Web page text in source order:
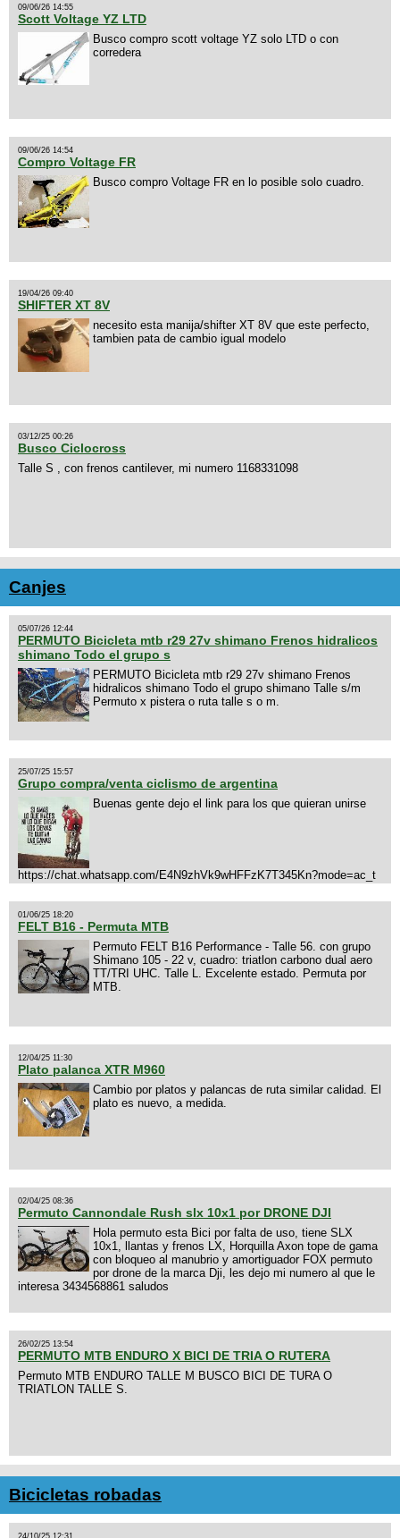
09/06/26 14:55
Scott Voltage YZ LTD
Busco compro scott voltage YZ solo LTD o con
corredera
09/06/26 14:54
Compro Voltage FR
Busco compro Voltage FR en lo posible solo cuadro.
19/04/26 09:40
SHIFTER XT 8V
necesito esta manija/shifter XT 8V que este perfecto,
tambien pata de cambio igual modelo
03/12/25 00:26
Busco Ciclocross
Talle S , con frenos cantilever, mi numero 1168331098
Canjes
05/07/26 12:44
PERMUTO Bicicleta mtb r29 27v shimano Frenos hidralicos
shimano Todo el grupo s
PERMUTO Bicicleta mtb r29 27v shimano Frenos
hidralicos shimano Todo el grupo shimano Talle s/m
Permuto x pistera o ruta talle s o m.
25/07/25 15:57
Grupo compra/venta ciclismo de argentina
Buenas gente dejo el link para los que quieran unirse
https://chat.whatsapp.com/E4N9zhVk9wHFFzK7T345Kn?mode=ac_t
01/06/25 18:20
FELT B16 - Permuta MTB
Permuto FELT B16 Performance - Talle 56. con grupo
Shimano 105 - 22 v, cuadro: triatlon carbono dual aero
TT/TRI UHC. Talle L. Excelente estado. Permuta por
MTB.
12/04/25 11:30
Plato palanca XTR M960
Cambio por platos y palancas de ruta similar calidad. El
plato es nuevo, a medida.
02/04/25 08:36
Permuto Cannondale Rush slx 10x1 por DRONE DJI
Hola permuto esta Bici por falta de uso, tiene SLX
10x1, llantas y frenos LX, Horquilla Axon tope de gama
con bloqueo al manubrio y amortiguador FOX permuto
por drone de la marca Dji, les dejo mi numero al que le
interesa 3434568861 saludos
26/02/25 13:54
PERMUTO MTB ENDURO X BICI DE TRIA O RUTERA
Permuto MTB ENDURO TALLE M BUSCO BICI DE TURA O
TRIATLON TALLE S.
Bicicletas robadas
24/10/25 12:31